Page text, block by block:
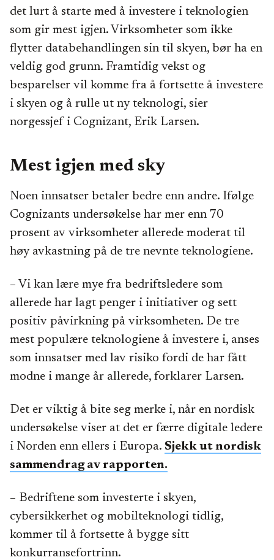
det lurt å starte med å investere i teknologien
som gir mest igjen. Virksomheter som ikke
flytter databehandlingen sin til skyen, bør ha en
veldig god grunn. Framtidig vekst og
besparelser vil komme fra å fortsette å investere
i skyen og å rulle ut ny teknologi, sier
norgessjef i Cognizant, Erik Larsen.
Mest igjen med sky
Noen innsatser betaler bedre enn andre. Ifølge
Cognizants undersøkelse har mer enn 70
prosent av virksomheter allerede moderat til
høy avkastning på de tre nevnte teknologiene.
– Vi kan lære mye fra bedriftsledere som
allerede har lagt penger i initiativer og sett
positiv påvirkning på virksomheten. De tre
mest populære teknologiene å investere i, anses
som innsatser med lav risiko fordi de har fått
modne i mange år allerede, forklarer Larsen.
Det er viktig å bite seg merke i, når en nordisk
undersøkelse viser at det er færre digitale ledere
i Norden enn ellers i Europa. Sjekk ut nordisk
sammendrag av rapporten.
– Bedriftene som investerte i skyen,
cybersikkerhet og mobilteknologi tidlig,
kommer til å fortsette å bygge sitt
konkurransefortrinn.